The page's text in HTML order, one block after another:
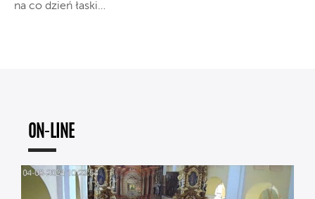
na co dzień łaski…
ON-LINE